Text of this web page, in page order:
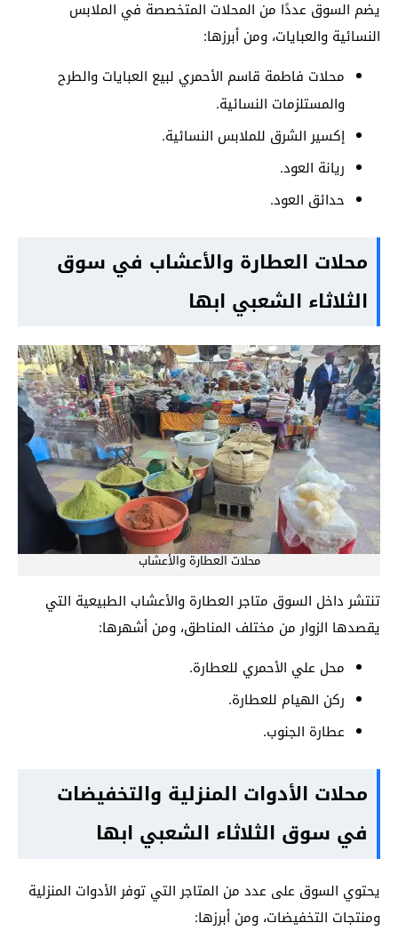
يضم السوق عددًا من المحلات المتخصصة في الملابس
النسائية والعبايات، ومن أبرزها:
محلات فاطمة قاسم الأحمري لبيع العبايات والطرح
والمستلزمات النسائية.
إكسير الشرق للملابس النسائية.
ريانة العود.
حدائق العود.
محلات العطارة والأعشاب في سوق
الثلاثاء الشعبي ابها
محلات العطارة والأعشاب
تنتشر داخل السوق متاجر العطارة والأعشاب الطبيعية التي
يقصدها الزوار من مختلف المناطق، ومن أشهرها:
محل علي الأحمري للعطارة.
ركن الهيام للعطارة.
عطارة الجنوب.
محلات الأدوات المنزلية والتخفيضات
في سوق الثلاثاء الشعبي ابها
يحتوي السوق على عدد من المتاجر التي توفر الأدوات المنزلية
ومنتجات التخفيضات، ومن أبرزها: